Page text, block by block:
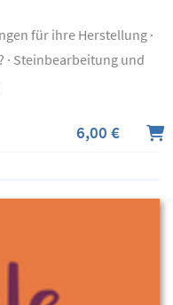
für ihre Herstellung ·
· Steinbearbeitung und
6,00 €